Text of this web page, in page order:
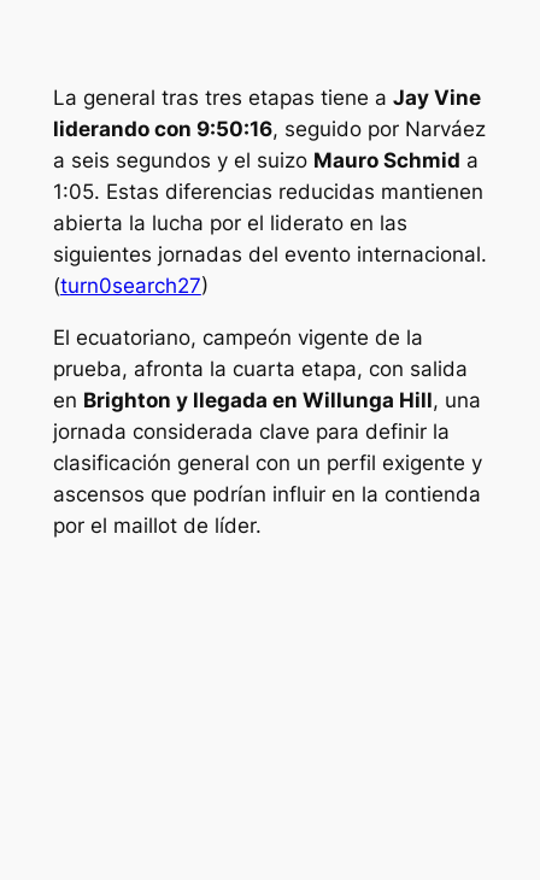
La general tras tres etapas tiene a Jay Vine
liderando con 9:50:16, seguido por Narváez
a seis segundos y el suizo Mauro Schmid a
1:05. Estas diferencias reducidas mantienen
abierta la lucha por el liderato en las
siguientes jornadas del evento internacional.
(turn0search27)
El ecuatoriano, campeón vigente de la
prueba, afronta la cuarta etapa, con salida
en Brighton y llegada en Willunga Hill, una
jornada considerada clave para definir la
clasificación general con un perfil exigente y
ascensos que podrían influir en la contienda
por el maillot de líder.